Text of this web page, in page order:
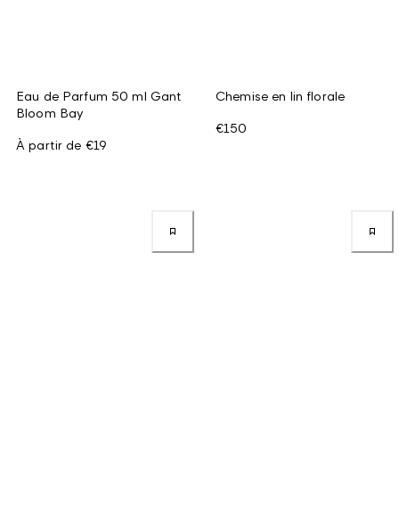
Eau de Parfum 50 ml Gant
Bloom Bay
À partir de €19
Chemise en lin florale
€150